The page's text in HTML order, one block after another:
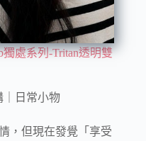
處系列-Tritan透明雙
｜日常小物
，但現在發覺「享受